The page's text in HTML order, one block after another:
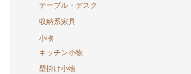
テーブル・デスク
収納系家具
小物
キッチン小物
壁掛け小物